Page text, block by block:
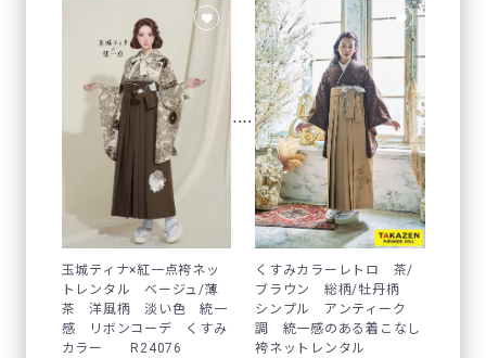
玉城ティナ×紅一点袴ネッ
トレンタル ベージュ/薄
茶 洋風柄 淡い色 統一
感 リボンコーデ くすみ
カラー R24076
くすみカラーレトロ 茶/
ブラウン 総柄/牡丹柄
シンプル アンティーク
調 統一感のある着こなし
袴ネットレンタル